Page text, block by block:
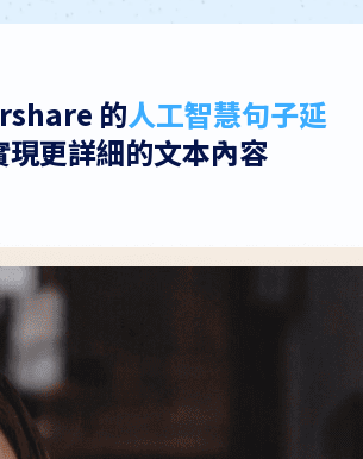
的人工智慧句子延
現更詳細的文本內容